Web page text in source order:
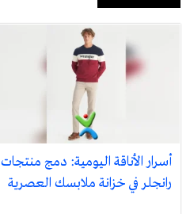
أسرار الأناقة اليومية: دمج منتجات
رانجلر في خزانة ملابسك العصرية